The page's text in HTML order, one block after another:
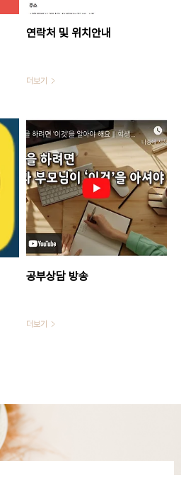
연락처 및 위치안내
더보기
공부상담 방송
더보기